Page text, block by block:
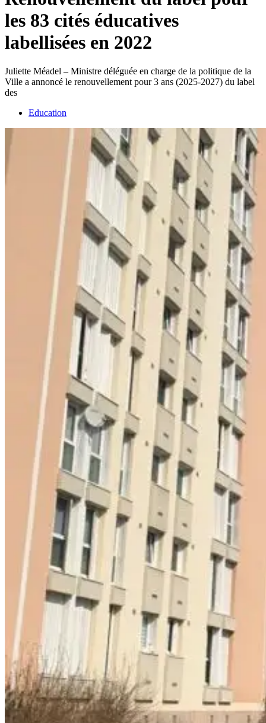
les 83 cités éducatives
labellisées en 2022
Juliette Méadel – Ministre déléguée en charge de la politique de la
Ville a annoncé le renouvellement pour 3 ans (2025-2027) du label
des
Education